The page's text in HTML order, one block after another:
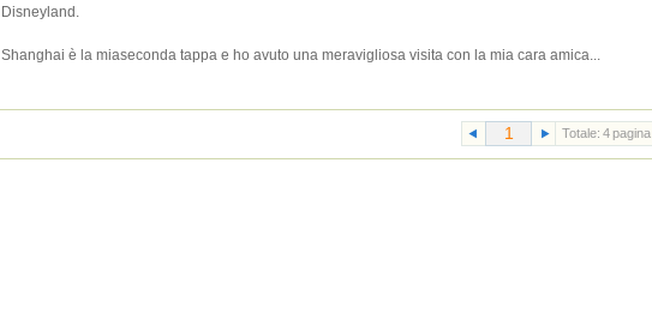
Disneyland.
Shanghai è la miaseconda tappa e ho avuto una meravigliosa visita con la mia cara amica...
Totale: 4pagina